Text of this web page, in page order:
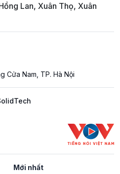
Lan, Xuân Thọ, Xuân
Cửa Nam, TP. Hà Nội
Mới nhất